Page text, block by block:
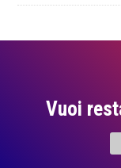
Vuoi